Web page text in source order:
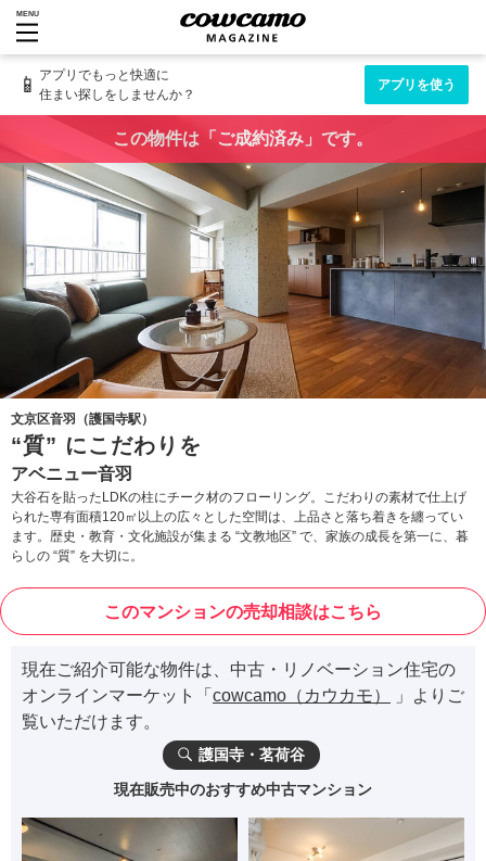
MENU
📱 アプリでもっと快適に
住まい探しをしませんか？
アプリを使う
この物件は「ご成約済み」です。
文京区音羽（護国寺駅）
“質” にこだわりを
アベニュー音羽
大谷石を貼ったLDKの柱にチーク材のフローリング。こだわりの素材で仕上げ
られた専有面積120㎡以上の広々とした空間は、上品さと落ち着きを纏ってい
ます。歴史・教育・文化施設が集まる “文教地区” で、家族の成長を第一に、暮
らしの “質” を大切に。
このマンションの売却相談はこちら
現在ご紹介可能な物件は、中古・リノベーション住宅の
オンラインマーケット「 cowcamo（カウカモ）
」よりご
覧いただけます。
護国寺・茗荷谷
現在販売中のおすすめ中古マンション